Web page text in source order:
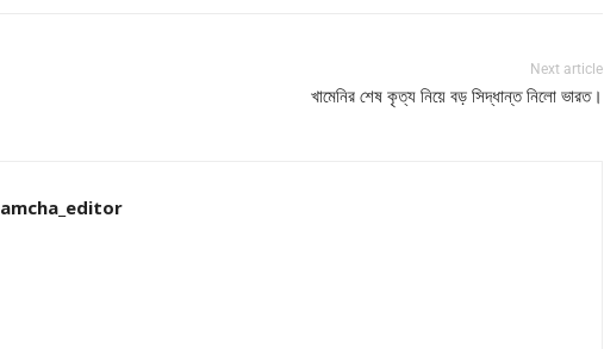
Next article
খামেনির শেষ কৃত্য নিয়ে বড় সিদ্ধান্ত নিলো ভারত।